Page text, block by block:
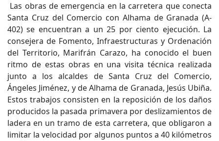
Las obras de emergencia en la carretera que conecta
Santa Cruz del Comercio con Alhama de Granada (A-
402) se encuentran a un 25 por ciento ejecución. La
consejera de Fomento, Infraestructuras y Ordenación
del Territorio, Marifrán Carazo, ha conocido el buen
ritmo de estas obras en una visita técnica realizada
junto a los alcaldes de Santa Cruz del Comercio,
Ángeles Jiménez, y de Alhama de Granada, Jesús Ubiña.
Estos trabajos consisten en la reposición de los daños
producidos la pasada primavera por deslizamientos de
ladera en un tramo de esta carretera, que obligaron a
limitar la velocidad por algunos puntos a 40 kilómetros